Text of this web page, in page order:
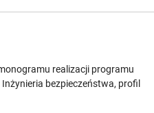
realizacji programu
bezpieczeństwa, profil